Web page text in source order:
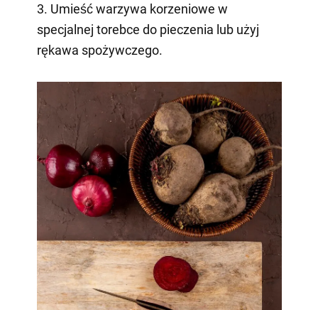
3. Umieść warzywa korzeniowe w
specjalnej torebce do pieczenia lub użyj
rękawa spożywczego.